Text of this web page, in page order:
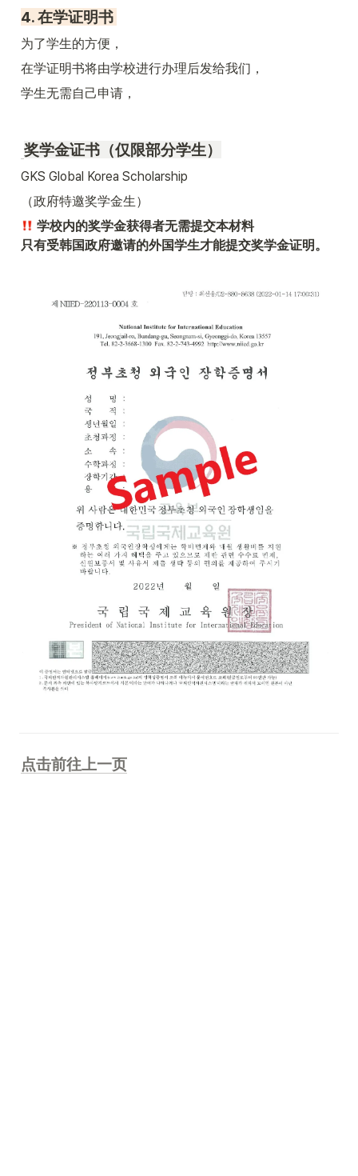
4. 在学证明书
为了学生的方便，
在学证明书将由学校进行办理后发给我们，
学生无需自己申请，
奖学金证书（仅限部分学生）
GKS Global Korea Scholarship
（政府特邀奖学金生）
学校内的奖学金获得者无需提交本材料
只有受韩国政府邀请的外国学生才能提交奖学金证明。
点击前往上一页